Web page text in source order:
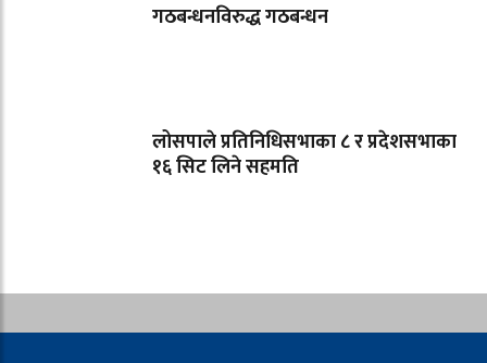
गठबन्धनविरुद्ध गठबन्धन
लोसपाले प्रतिनिधिसभाका ८ र प्रदेशसभाका
१६ सिट लिने सहमति